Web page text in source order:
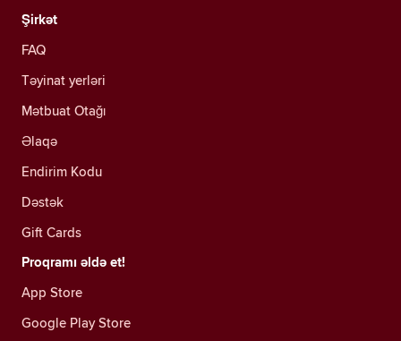
Şirkət
FAQ
Təyinat yerləri
Mətbuat Otağı
Əlaqə
Endirim Kodu
Dəstək
Gift Cards
Proqramı əldə et!
App Store
Google Play Store